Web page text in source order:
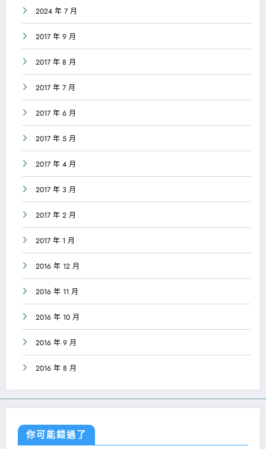
2024 年 7 月
2017 年 9 月
2017 年 8 月
2017 年 7 月
2017 年 6 月
2017 年 5 月
2017 年 4 月
2017 年 3 月
2017 年 2 月
2017 年 1 月
2016 年 12 月
2016 年 11 月
2016 年 10 月
2016 年 9 月
2016 年 8 月
你可能錯過了